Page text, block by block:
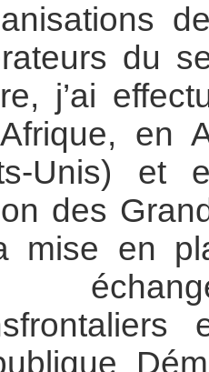
du
j’ai
en
Unis) et
des
mise en